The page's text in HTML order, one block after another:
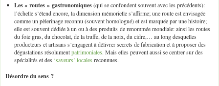
Les « routes » gastronomiques(qui se confondent souvent avec les précédents):
l’échelle s’étend encore, la dimension mémorielle s’affirme; une route est envisagée
comme un pèlerinage reconnu (souvent homologué) et est marquée par une histoire;
elle est souvent dédiée à un ou à des produits de renommée mondiale: ainsi les routes
du foie gras, du chocolat, de la truffe, de la noix, du cidre,… au long desquelles
producteurs et artisans s’engagent à délivrer secrets de fabrication et à proposer des
dégustations résolumentpatrimoniales. Mais elles peuvent aussi se centrer sur des
spécialités et des ‘saveurs’ locales reconnues.
Désordre du sens ?